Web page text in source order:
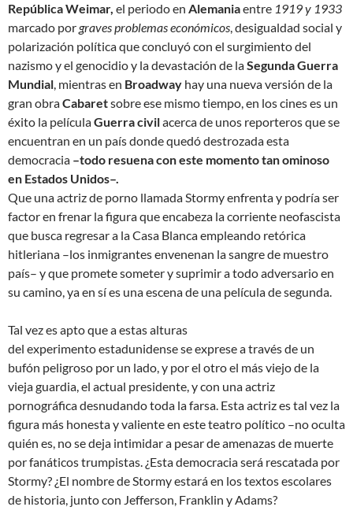
República Weimar, el periodo en Alemaniaentre 1919 y 1933
marcado por graves problemas económicos, desigualdad social y
polarización política que concluyó con el surgimiento del
nazismo y el genocidio y la devastación de laSegunda Guerra
Mundial, mientras en Broadway hay una nueva versión de la
gran obraCabaretsobre ese mismo tiempo, en los cines es un
éxito la películaGuerra civilacerca de unos reporteros que se
encuentran en un país donde quedó destrozada esta
democracia –todo resuena con este momento tan ominoso
en Estados Unidos–.
Que una actriz de porno llamada Stormy enfrenta y podría ser
factor en frenar la figura que encabeza la corriente neofascista
que busca regresar a la Casa Blanca empleando retórica
hitleriana –los inmigrantesenvenenan la sangre de muestro
país– y que promete someter y suprimir a todo adversario en
su camino, ya en sí es una escena de una película de segunda.
Tal vez es apto que a estas alturas
del experimentoestadunidense se exprese a través de un
bufón peligroso por un lado, y por el otro el más viejo de la
vieja guardia, el actual presidente, y con una actriz
pornográfica desnudando toda la farsa. Esta actriz es tal vez la
figura más honesta y valiente en este teatro político –no oculta
quién es, no se deja intimidar a pesar de amenazas de muerte
por fanáticos trumpistas. ¿Esta democracia será rescatada por
Stormy? ¿El nombre de Stormy estará en los textos escolares
de historia, junto con Jefferson, Franklin y Adams?